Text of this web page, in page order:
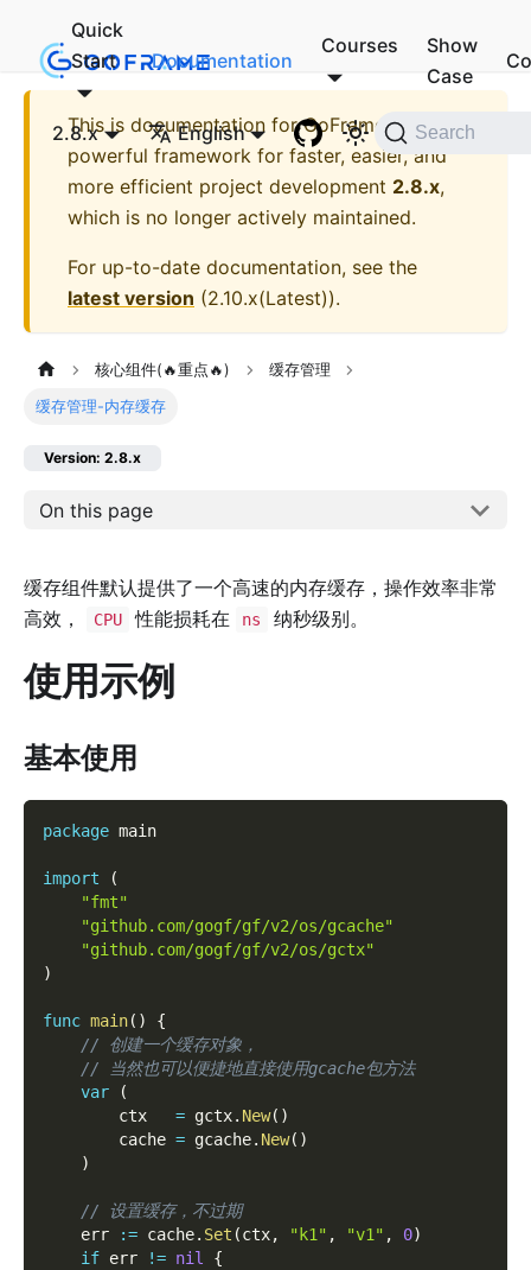
Quick
Start
Documentation
Courses
Show
Case
2.8.x English Search
This is documentation forGoFrame - A
powerful framework for faster, easier, and
more efficient project development 2.8.x,
which is no longer actively maintained.
For up-to-date documentation, see the
latest version (2.10.x(Latest)).
核心组件(🔥重点🔥) 缓存管理
缓存管理-内存缓存
Version: 2.8.x
On this page
缓存组件默认提供了一个高速的内存缓存，操作效率非常
高效，
CPU 性能损耗在 ns 纳秒级别。
使用示例
基本使用
package main
import
(
"fmt"
"github.com/gogf/gf/v2/os/gcache"
"github.com/gogf/gf/v2/os/gctx"
)
func main( )
{
// 创建一个缓存对象，
// 当然也可以便捷地直接使用gcache包方法
var
(
        ctx
= gctx. New( )
        cache
= gcache. New( )
)
// 设置缓存，不过期
    err
:= cache. Set (ctx, "k1" , "v1" , 0)
if err != nil
{